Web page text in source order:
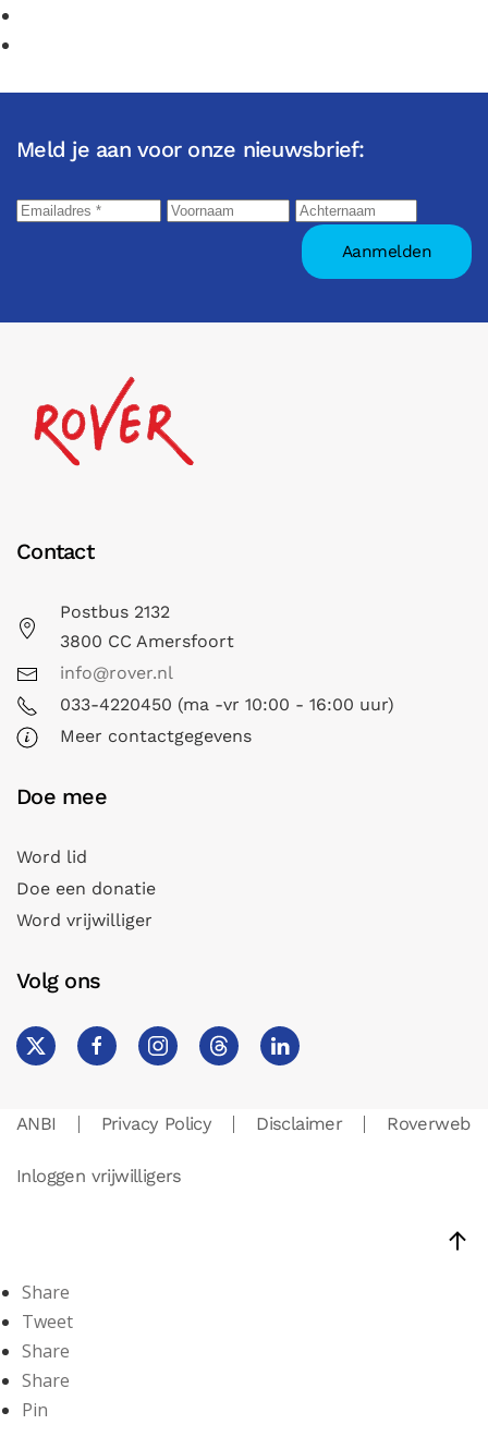
Meld je aan voor onze nieuwsbrief:
Contact
Postbus 2132
3800 CC Amersfoort
info@rover.nl
033-4220450 (ma -vr 10:00 - 16:00 uur)
Meer contactgegevens
Doe mee
Word lid
Doe een donatie
Word vrijwilliger
Volg ons
ANBI Privacy Policy Disclaimer Roverweb
Inloggen vrijwilligers
Share
Tweet
Share
Share
Pin